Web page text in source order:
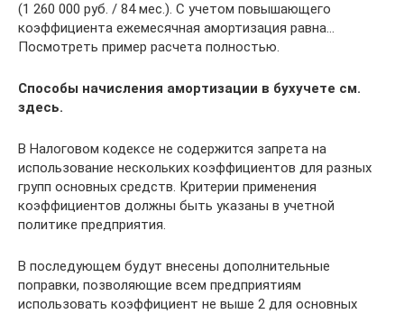
(1 260 000 руб. / 84 мес.). С учетом повышающего
коэффициента ежемесячная амортизация равна…
Посмотреть пример расчета полностью.
Способы начисления амортизации в бухучете см.
здесь.
В Налоговом кодексе не содержится запрета на
использование нескольких коэффициентов для разных
групп основных средств. Критерии применения
коэффициентов должны быть указаны в учетной
политике предприятия.
В последующем будут внесены дополнительные
поправки, позволяющие всем предприятиям
использовать коэффициент не выше 2 для основных